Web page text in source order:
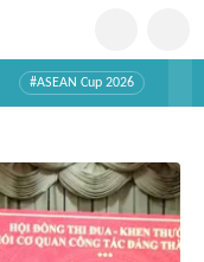
#ASEAN Cup 2026